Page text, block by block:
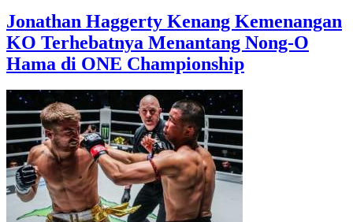
Jonathan Haggerty Kenang Kemenangan
KO Terhebatnya Menantang Nong-O
Hama di ONE Championship